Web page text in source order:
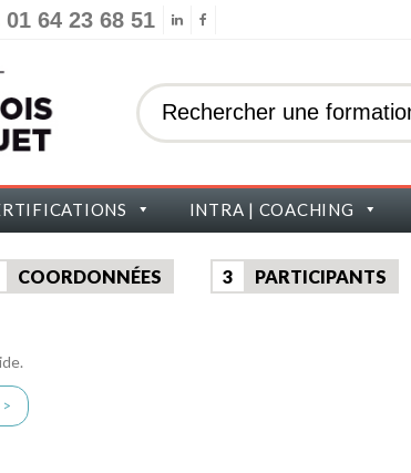
01 64 23 68 51
INTRA | COACHING
COORDONNÉES 3 PARTICIPANTS
>